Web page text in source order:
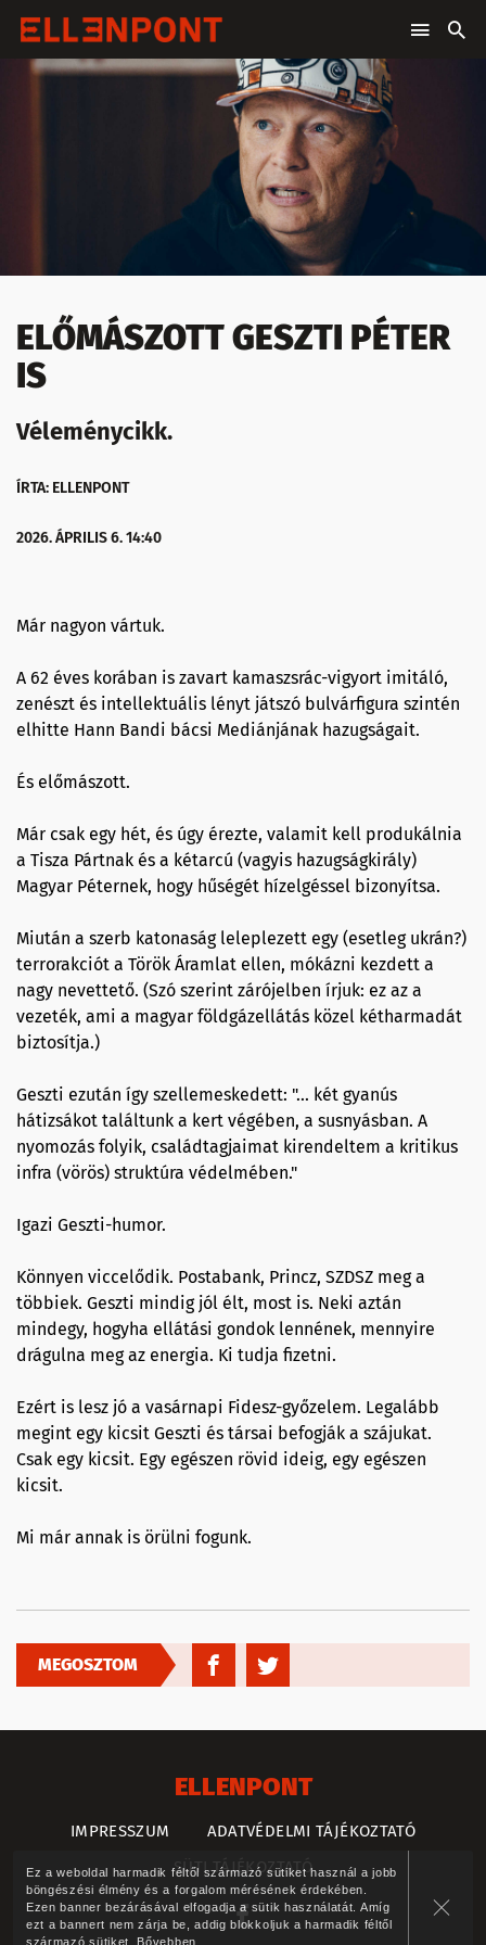
Ez a weboldal harmadik féltől származó sütiket használ a jobb
böngészési élmény és a forgalom mérésének érdekében.
Ezen banner bezárásával elfogadja a sütik használatát. Amíg
ezt a bannert nem zárja be, addig blokkoljuk a harmadik féltől
származó sütiket. Bővebben
ELŐMÁSZOTT GESZTI PÉTER
IS
Véleménycikk.
ÍRTA: ELLENPONT
2026. ÁPRILIS 6. 14:40
Már nagyon vártuk.
A 62 éves korában is zavart kamaszsrác-vigyort imitáló,
zenészt és intellektuális lényt játszó bulvárfigura szintén
elhitte Hann Bandi bácsi Mediánjának hazugságait.
És előmászott.
Már csak egy hét, és úgy érezte, valamit kell produkálnia
a Tisza Pártnak és a kétarcú (vagyis hazugságkirály)
Magyar Péternek, hogy hűségét hízelgéssel bizonyítsa.
Miután a szerb katonaság leleplezett egy (esetleg ukrán?)
terrorakciót a Török Áramlat ellen, mókázni kezdett a
nagy nevettető. (Szó szerint zárójelben írjuk: ez az a
vezeték, ami a magyar földgázellátás közel kétharmadát
biztosítja.)
Geszti ezután így szellemeskedett: "... két gyanús
hátizsákot találtunk a kert végében, a susnyásban. A
nyomozás folyik, családtagjaimat kirendeltem a kritikus
infra (vörös) struktúra védelmében."
Igazi Geszti-humor.
Könnyen viccelődik. Postabank, Princz, SZDSZ meg a
többiek. Geszti mindig jól élt, most is. Neki aztán
mindegy, hogyha ellátási gondok lennének, mennyire
drágulna meg az energia. Ki tudja fizetni.
Ezért is lesz jó a vasárnapi Fidesz-győzelem. Legalább
megint egy kicsit Geszti és társai befogják a szájukat.
Csak egy kicsit. Egy egészen rövid ideig, egy egészen
kicsit.
Mi már annak is örülni fogunk.
MEGOSZTOM
ELLENPONT
IMPRESSZUM
ADATVÉDELMI TÁJÉKOZTATÓ
SÜTI TÁJÉKOZTATÓ